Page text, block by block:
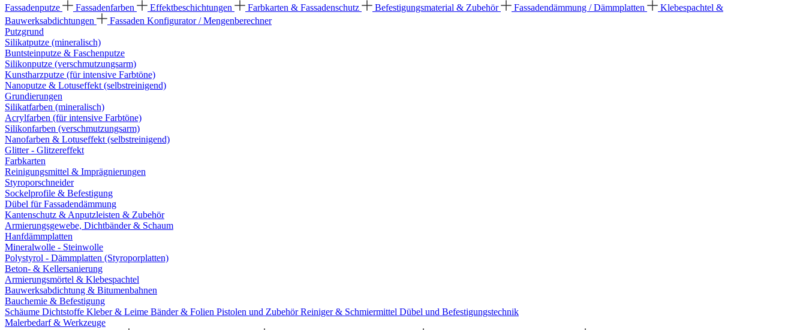
Fassadenputze
Fassadenfarben Effektbeschichtungen Farbkarten & Fassadenschutz Befestigungsmaterial & Zubehör Fassadendämmung / Dämmplatten
Klebespachtel &
Bauwerksabdichtungen
Fassaden Konfigurator / Mengenberechner
Putzgrund
Silikatputze (mineralisch)
Buntsteinputze & Faschenputze
Silikonputze (verschmutzungsarm)
Kunstharzputze (für intensive Farbtöne)
Nanoputze & Lotuseffekt (selbstreinigend)
Grundierungen
Silikatfarben (mineralisch)
Acrylfarben (für intensive Farbtöne)
Silikonfarben (verschmutzungsarm)
Nanofarben & Lotuseffekt (selbstreinigend)
Glitter - Glitzereffekt
Farbkarten
Reinigungsmittel & Imprägnierungen
Styroporschneider
Sockelprofile & Befestigung
Dübel für Fassadendämmung
Kantenschutz & Anputzleisten & Zubehör
Armierungsgewebe, Dichtbänder & Schaum
Hanfdämmplatten
Mineralwolle - Steinwolle
Polystyrol - Dämmplatten (Styroporplatten)
Beton- & Kellersanierung
Armierungsmörtel & Klebespachtel
Bauwerksabdichtung & Bitumenbahnen
Bauchemie & Befestigung
Schäume Dichtstoffe Kleber & Leime Bänder & Folien Pistolen und ZubehörReiniger & Schmiermittel Dübel und Befestigungstechnik
Malerbedarf & Werkzeuge